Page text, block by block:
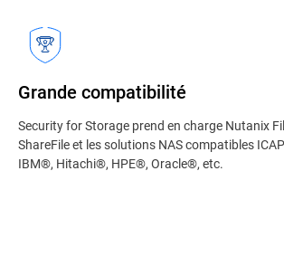
Grande compatibilité
Security for Storage prend en charge Nutanix
ShareFile et les solutions NAS compatibles
IBM®, Hitachi®, HPE®, Oracle®, etc.